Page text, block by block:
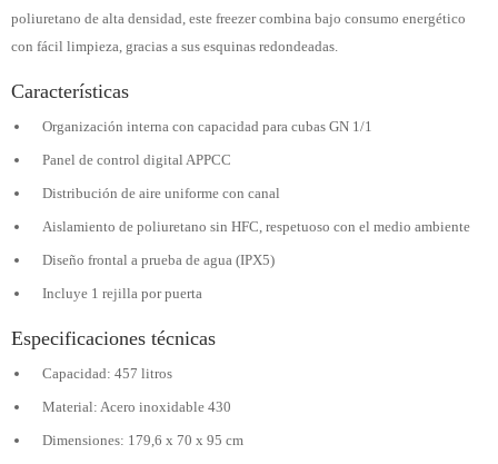
poliuretano de alta densidad, este freezer combina bajo consumo energético
con fácil limpieza, gracias a sus esquinas redondeadas.
Características
Organización interna con capacidad para cubas GN 1/1
Panel de control digital APPCC
Distribución de aire uniforme con canal
Aislamiento de poliuretano sin HFC, respetuoso con el medio ambiente
Diseño frontal a prueba de agua (IPX5)
Incluye 1 rejilla por puerta
Especificaciones técnicas
Capacidad: 457 litros
Material: Acero inoxidable 430
Dimensiones: 179,6 x 70 x 95 cm